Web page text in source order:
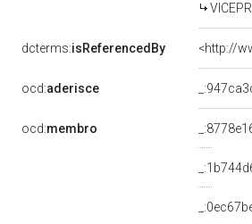
dcterms:isReferencedBy <http://
ocd:aderisce
ocd:membro